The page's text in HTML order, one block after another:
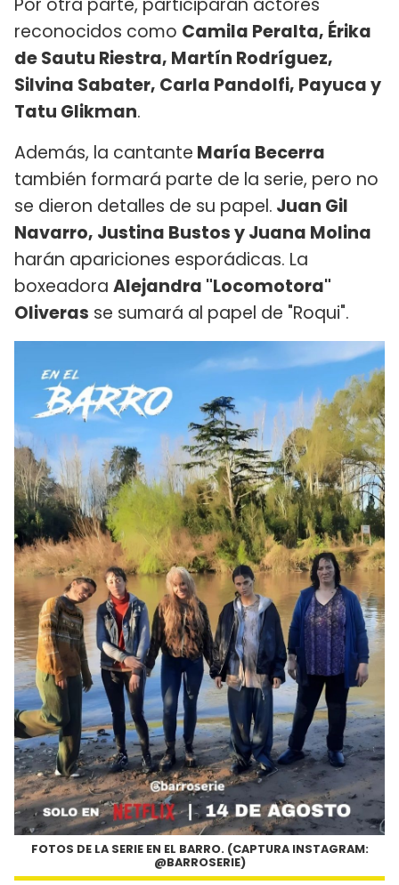
reconocidos como Camila Peralta, Érika
de Sautu Riestra, Martín Rodríguez,
Silvina Sabater, Carla Pandolfi, Payuca y
Tatu Glikman.
Además, la cantante María Becerra
también formará parte de la serie, pero no
se dieron detalles de su papel. Juan Gil
Navarro, Justina Bustos y Juana Molina
harán apariciones esporádicas. La
boxeadora Alejandra "Locomotora"
Oliveras se sumará al papel de "Roqui".
FOTOS DE LA SERIE EN EL BARRO. (CAPTURA INSTAGRAM:
@BARROSERIE)